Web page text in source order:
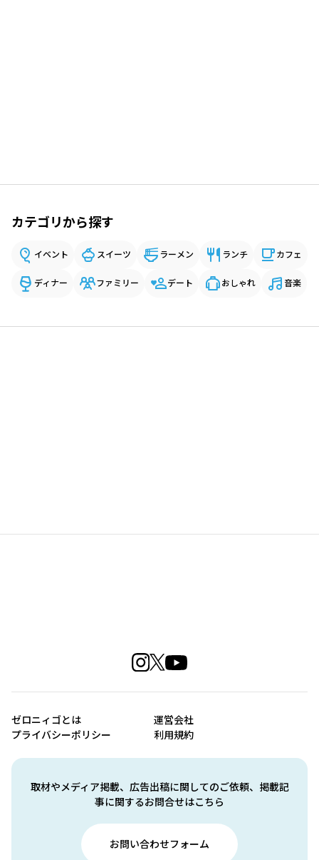
カテゴリから探す
イベント スイーツ ラーメン ランチ カフェ
ディナー ファミリー デート おしゃれ 音楽
取材やメディア掲載、広告出稿に関してのご依頼、掲載記
事に関するお問合せはこちら
お問い合わせフォーム
ゼロニィゴとは
運営会社
プライバシーポリシー
利用規約